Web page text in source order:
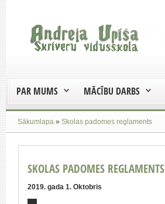
PAR MUMS MĀCĪBU DARBS
Sākumlapa » Skolas padomes reglaments
SKOLAS PADOMES REGLAMENTS
2019. gada 1. Oktobris